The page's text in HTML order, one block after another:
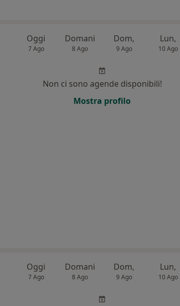
Oggi
7 Ago
Domani
8 Ago
Dom,
9 Ago
Lun,
10 Ago
Non ci sono agende disponibili!
Mostra profilo
Oggi
7 Ago
Domani
8 Ago
Dom,
9 Ago
Lun,
10 Ago